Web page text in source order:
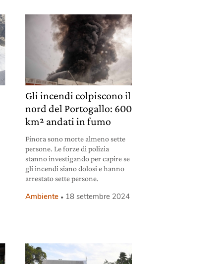
Gli incendi colpiscono il
nord del Portogallo: 600
km² andati in fumo
Finora sono morte almeno sette
persone. Le forze di polizia
stanno investigando per capire se
gli incendi siano dolosi e hanno
arrestato sette persone.
Ambiente 18 settembre 2024